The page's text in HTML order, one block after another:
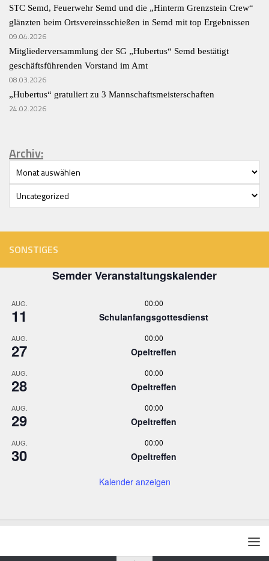
STC Semd, Feuerwehr Semd und die „Hinterm Grenzstein Crew“
glänzten beim Ortsvereinsschießen in Semd mit top Ergebnissen
09.04.2026
Mitgliederversammlung der SG „Hubertus“ Semd bestätigt
geschäftsführenden Vorstand im Amt
08.03.2026
„Hubertus“ gratuliert zu 3 Mannschaftsmeisterschaften
24.02.2026
Archiv:
Archiv
Kategorien
SONSTIGES
Semder Veranstaltungskalender
AUG.
11
00:00
Schulanfangsgottesdienst
AUG.
27
00:00
Opeltreffen
AUG.
28
00:00
Opeltreffen
AUG.
29
00:00
Opeltreffen
AUG.
30
00:00
Opeltreffen
Kalender anzeigen